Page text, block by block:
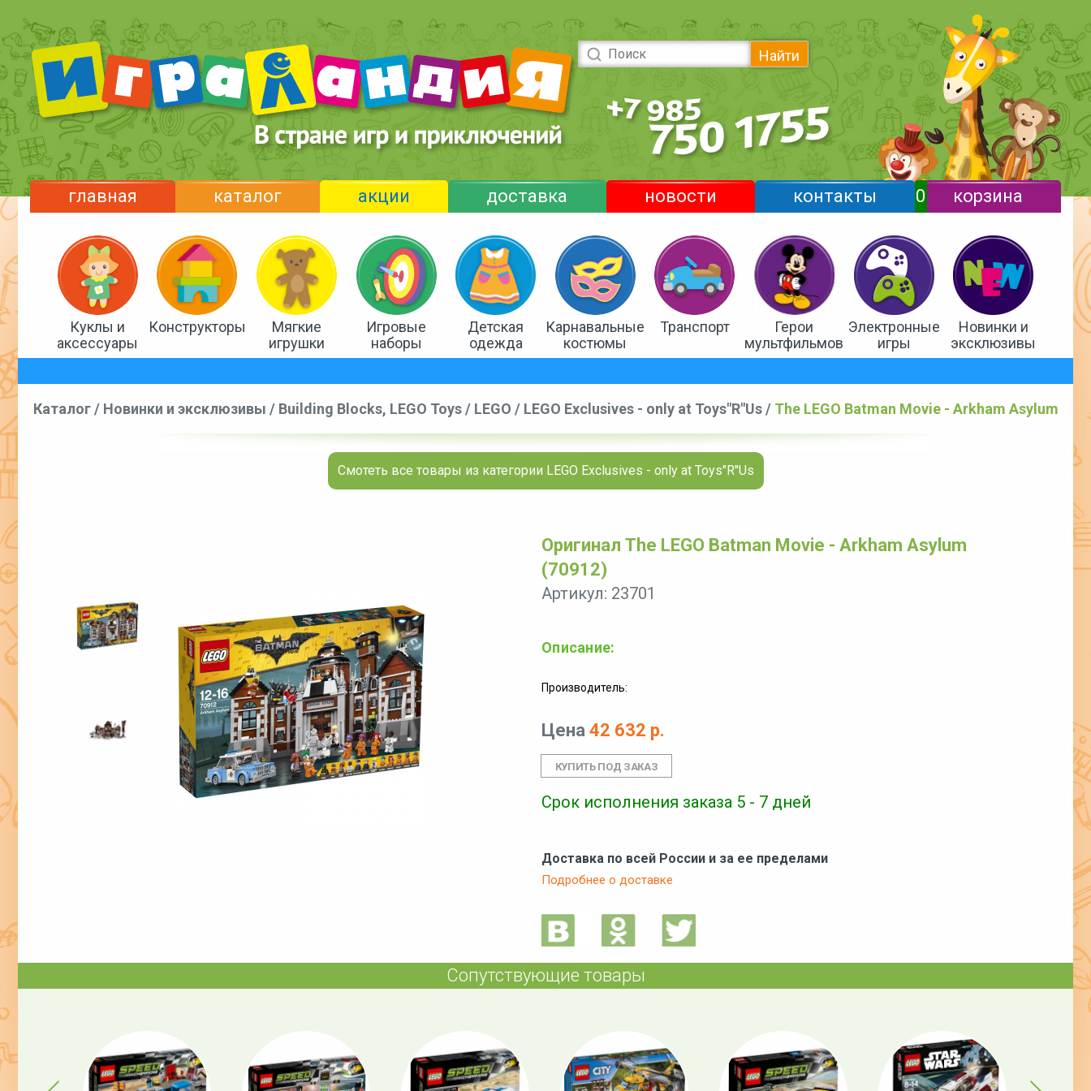
Найти
главная каталог акции доставка новости контакты 0 корзина
Куклы и
аксессуары
Конструкторы
Мягкие
игрушки
Игровые
наборы
Детская
одежда
Карнавальные
костюмы
Транспорт
Герои
мультфильмов
Электронные
игры
Новинки и
эксклюзивы
Каталог/ Новинки и эксклюзивы / Building Blocks, LEGO Toys/ LEGO / LEGO Exclusives - only at Toys"R"Us/ The LEGO Batman Movie - Arkham Asylum
Смотеть все товары из категории LEGO Exclusives - only at Toys"R"Us
Оригинал The LEGO Batman Movie - Arkham Asylum
(70912)
Артикул: 23701
Описание:
Производитель:
Цена 42 632 р.
Срок исполнения заказа 5 - 7 дней
Доставка по всей России и за ее пределами
Подробнее о доставке
Сопутствующие товары